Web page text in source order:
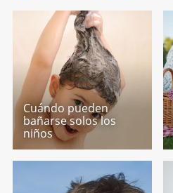
Cuándo pueden
bañarse solos los
niños